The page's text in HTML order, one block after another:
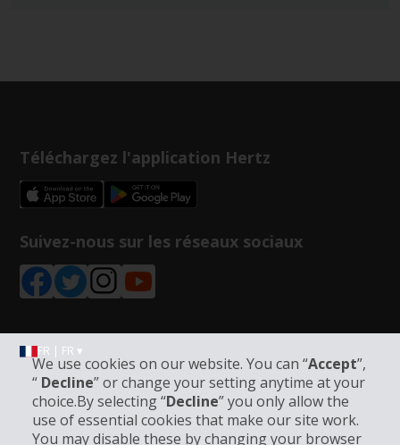
We use cookies on our website. You can “Accept”,
“ Decline” or change your setting anytime at your
choice.By selecting “Decline” you only allow the
use of essential cookies that make our site work.
You may disable these by changing your browser
Téléchargez l'application Hertz
Suivez-nous sur les réseaux sociaux
FR | FR ▾
Informations sur l'entreprise